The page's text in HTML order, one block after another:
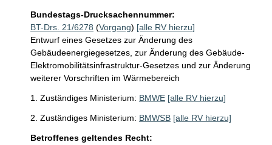
Bundestags-Drucksachennummer:
BT-Drs. 21/6278 (Vorgang) [alle RV hierzu]
Entwurf eines Gesetzes zur Änderung des
Gebäudeenergiegesetzes, zur Änderung des Gebäude-
Elektromobilitätsinfrastruktur-Gesetzes und zur Änderung
weiterer Vorschriften im Wärmebereich
1. Zuständiges Ministerium: BMWE [alle RV hierzu]
2. Zuständiges Ministerium: BMWSB [alle RV hierzu]
Betroffenes geltendes Recht: